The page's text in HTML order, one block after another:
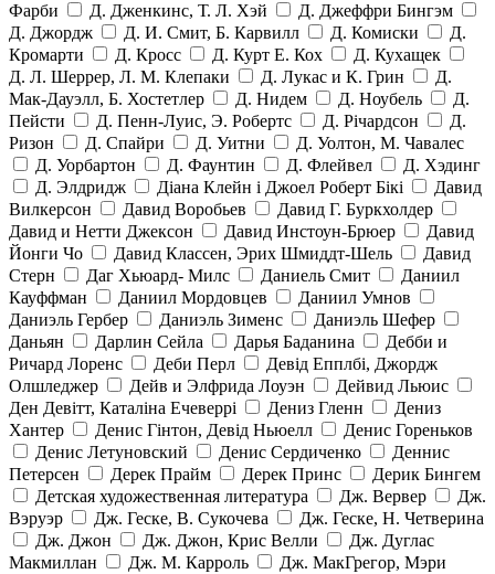
Фарби
Д. Дженкинс, Т. Л. Хэй
Д. Джеффри Бингэм
Д. Джордж
Д. И. Смит, Б. Карвилл Д. Комиски
Д.
Кромарти
Д. Кросс Д. Курт Е. Кох
Д. Кухащек
Д. Л. Шеррер, Л. М. Клепаки
Д. Лукас и К. Грин
Д.
Мак-Дауэлл, Б. Хостетлер
Д. Нидем Д. Ноубель
Д.
Пейсти
Д. Пенн-Луис, Э. Робертс Д. Річардсон
Д.
Ризон
Д. Спайри Д. Уитни
Д. Уолтон, М. Чавалес
Д. Уорбартон
Д. Фаунтин Д. Флейвел
Д. Хэдинг
Д. Элдридж
Діана Клейн і Джоел Роберт Бікі
Давид
Вилкерсон
Давид Воробьев
Давид Г. Буркхолдер
Давид и Нетти Джексон
Давид Инстоун-Брюер
Давид
Йонги Чо
Давид Классен, Эрих Шмиддт-Шель
Давид
Стерн
Даг Хьюард- Милс Даниель Смит
Даниил
Кауффман
Даниил Мордовцев
Даниил Умнов
Даниэль Гербер
Даниэль Зименс
Даниэль Шефер
Даньян
Дарлин Сейла Дарья Баданина
Дебби и
Ричард Лоренс
Деби Перл
Девід Епплбі, Джордж
Олшледжер
Дейв и Элфрида Лоуэн
Дейвид Льюис
Ден Девітт, Каталіна Ечеверрі
Дениз Гленн
Дениз
Хантер
Денис Гінтон, Девід Ньюелл
Денис Гореньков
Денис Летуновский
Денис Сердиченко
Деннис
Петерсен
Дерек Прайм Дерек Принс
Дерик Бингем
Детская художественная литература
Дж. Вервер
Дж.
Вэруэр
Дж. Геске, В. Сукочева
Дж. Геске, Н. Четверина
Дж. Джон
Дж. Джон, Крис Велли
Дж. Дуглас
Макмиллан
Дж. М. Карроль
Дж. МакГрегор, Мэри